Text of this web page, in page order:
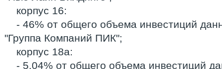
корпус 16:
- 46% от общего объема инвестиций
"Группа Компаний ПИК";
корпус 18а:
- 5,04% от общего объема инвестиций